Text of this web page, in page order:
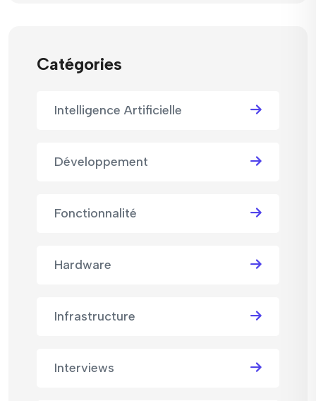
Catégories
Intelligence Artificielle
Développement
Fonctionnalité
Hardware
Infrastructure
Interviews